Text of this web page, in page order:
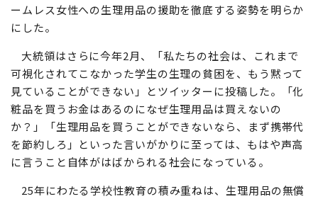
ームレス女性への生理用品の援助を徹底する姿勢を明らか
にした。
大統領はさらに今年2月、「私たちの社会は、これまで
可視化されてこなかった学生の生理の貧困を、もう黙って
見ていることができない」とツイッターに投稿した。「化
粧品を買うお金はあるのになぜ生理用品は買えないの
か？」「生理用品を買うことができないなら、まず携帯代
を節約しろ」といった言いがかりに至っては、もはや声高
に言うこと自体がはばかられる社会になっている。
25年にわたる学校性教育の積み重ねは、生理用品の無償